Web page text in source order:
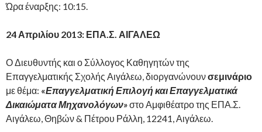
Ώρα έναρξης: 10:15.
24 Απριλίου 2013: ΕΠΑ.Σ. ΑΙΓΑΛΕΩ
Ο Διευθυντής και ο Σύλλογος Καθηγητών της
Επαγγελματικής Σχολής Αιγάλεω, διοργανώνουνσεμινάριο
με θέμα: «Επαγγελματική Επιλογή και Επαγγελματικά
Δικαιώματα Μηχανολόγων»στο Αμφιθέατρο της ΕΠΑ.Σ.
Αιγάλεω, Θηβών & Πέτρου Ράλλη, 12241, Αιγάλεω.